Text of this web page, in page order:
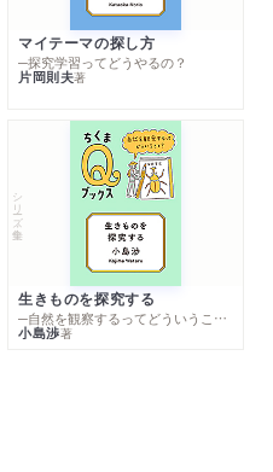
マイテーマの探し方
─探究学習ってどうやるの？
片岡則夫著
シリーズ・全集
生きものを探究する
─自然を観察するってどういうこと？
小島渉著